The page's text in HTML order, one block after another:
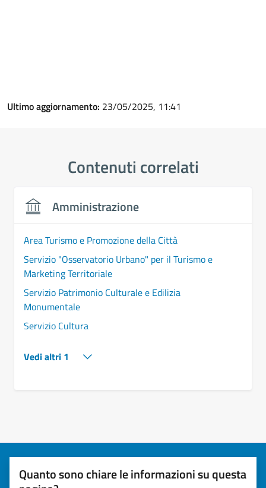
Ultimo aggiornamento: 23/05/2025, 11:41
Contenuti correlati
Amministrazione
Area Turismo e Promozione della Città
Servizio "Osservatorio Urbano" per il Turismo e
Marketing Territoriale
Servizio Patrimonio Culturale e Edilizia
Monumentale
Servizio Cultura
Vedi altri 1
Quanto sono chiare le informazioni su questa